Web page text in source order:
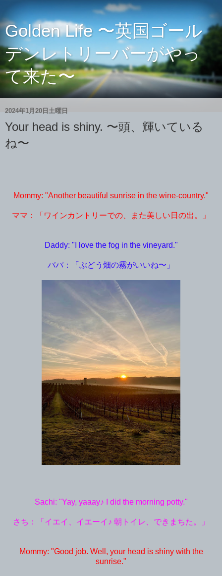
Golden Life 〜英国ゴール
デンレトリーバーがやっ
て来た〜
2024年1月20日土曜日
Your head is shiny. 〜頭、輝いている
ね〜
Mommy: "Another beautiful sunrise in the wine-country."
ママ：「ワインカントリーでの、また美しい日の出。」
Daddy: "I love the fog in the vineyard."
パパ：「ぶどう畑の霧がいいね〜」
Sachi: "Yay, yaaay♪ I did the morning potty."
さち：「イエイ、イエーイ♪ 朝トイレ、できまちた。」
Mommy: "Good job. Well, your head is shiny with the
sunrise."